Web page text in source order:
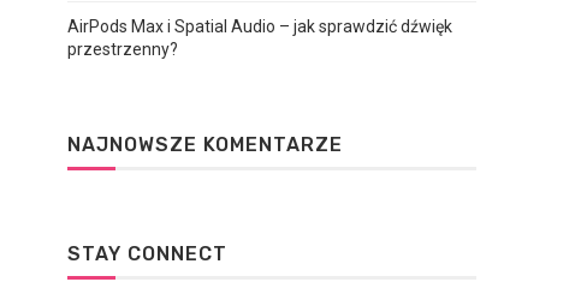
AirPods Max i Spatial Audio – jak sprawdzić dźwięk
przestrzenny?
NAJNOWSZE KOMENTARZE
STAY CONNECT